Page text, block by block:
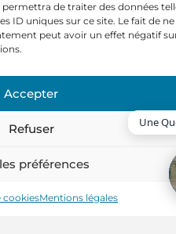
de traiter des données
ID uniques sur ce site. Le fait de ne
peut avoir un effet négatif
Accepter
Refuser
préférences
cookiesMentions légales
et contrôle d’accès
état locative
Une